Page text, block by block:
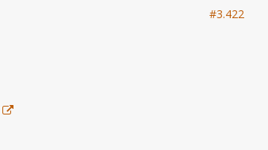
#3.422